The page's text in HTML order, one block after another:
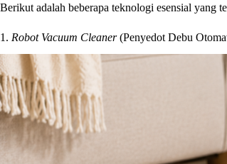
Berikut adalah beberapa teknologi esensial yang
1. Robot Vacuum Cleaner(Penyedot Debu